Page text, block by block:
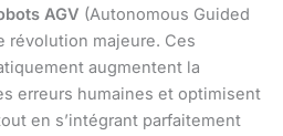
AGV (Autonomous Guided
révolution majeure. Ces
augmentent la
erreurs humaines et optimisent
en s’intégrant parfaitement